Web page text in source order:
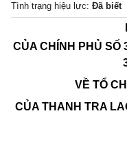
Tình trạng hiệu lực: Đã biết
CỦA CHÍNH PHỦ SỐ
VỀ TỔ
CỦA THANH TRA